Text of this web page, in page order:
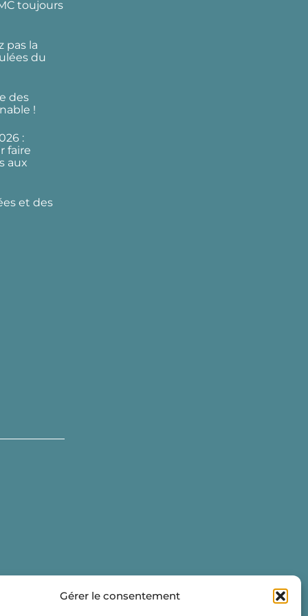
Gérer le consentement
toujours
pas la
du
des
!
:
faire
aux
et des